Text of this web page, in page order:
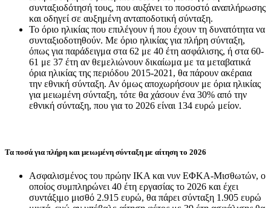
συνταξιοδότησή τους, που αυξάνει το ποσοστό αναπλήρωσης
και οδηγεί σε αυξημένη ανταποδοτική σύνταξη.
Το όριο ηλικίας που επιλέγουν ή που έχουν τη δυνατότητα να
συνταξιοδοτηθούν. Με όριο ηλικίας για πλήρη σύνταξη,
όπως για παράδειγμα στα 62 με 40 έτη ασφάλισης, ή στα 60-
61 με 37 έτη αν θεμελιώνουν δικαίωμα με τα μεταβατικά
όρια ηλικίας της περιόδου 2015-2021, θα πάρουν ακέραια
την εθνική σύνταξη. Αν όμως αποχωρήσουν με όρια ηλικίας
για μειωμένη σύνταξη, τότε θα χάσουν ένα 30% από την
εθνική σύνταξη, που για το 2026 είναι 134 ευρώ μείον.
Τα ποσά για πλήρη και μειωμένη σύνταξη με αίτηση το 2026
Ασφαλισμένος του πρώην ΙΚΑ και νυν ΕΦΚΑ-Μισθωτών, ο
οποίος συμπληρώνει 40 έτη εργασίας το 2026 και έχει
συντάξιμο μισθό 2.915 ευρώ, θα πάρει σύνταξη 1.905 ευρώ